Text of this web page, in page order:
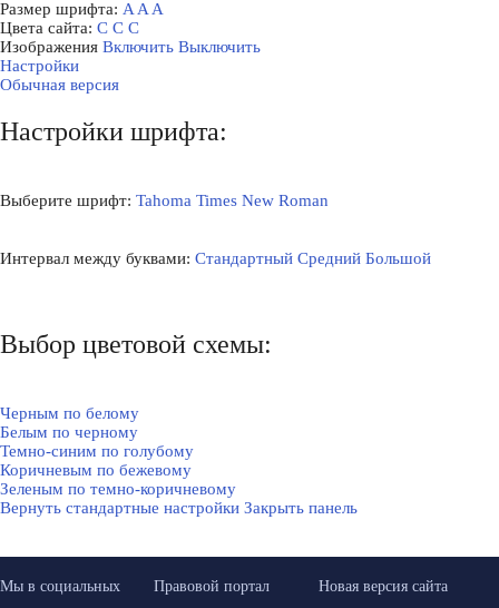
Размер шрифта: A A A
Цвета сайта: С С С
Изображения Включить Выключить
Настройки
Обычная версия
Настройки шрифта:
Выберите шрифт: Tahoma Times New Roman
Интервал между буквами: Стандартный Средний Большой
Выбор цветовой схемы:
Черным по белому
Белым по черному
Темно-синим по голубому
Коричневым по бежевому
Зеленым по темно-коричневому
Вернуть стандартные настройки Закрыть панель
Мы в социальных Правовой портал Новая версия сайта